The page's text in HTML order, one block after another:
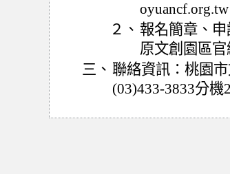
oyuancf.org.tw
２、 報名簡章、
原文創園區
三、 聯絡資訊：桃園
(03)433-3833分機